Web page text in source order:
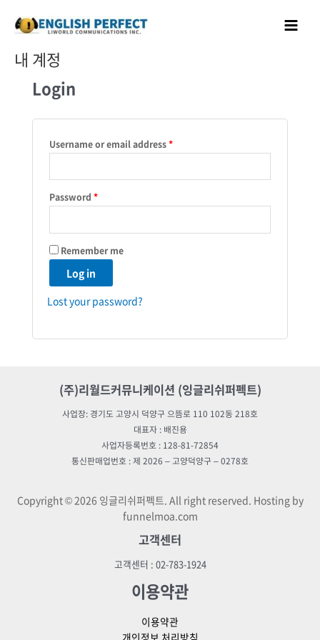
건너뛰기
Menu
내 계정
Login
Username or email address*
Password *
Remember me
Log in
Lost your password?
(주)리월드커뮤니케이션 (잉글리쉬퍼펙트)
사업장: 경기도 고양시 덕양구 으뜸로 110 102동 218호
대표자 : 배진용
사업자등록번호 : 128-81-72854
통신판매업번호 : 제 2026 – 고양덕양구 – 0278호
Copyright © 2026 잉글리쉬퍼펙트. All right reserved. Hosting by
funnelmoa.com
고객센터
고객센터 : 02-783-1924
이용약관
이용약관